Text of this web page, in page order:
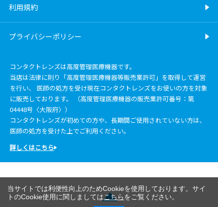
利用規約
プライバシーポリシー
コンタクトレンズは高度管理医療機器です。
当店は法律に則り「高度管理医療機器等販売業許可」を取得して運営
を行い、 医師の処方を受け現在コンタクトレンズをお使いの方を対象
に販売しております。 （高度管理医療機器の販売業許可番号：第
04448号〈大阪府〉）
コンタクトレンズが初めての方や、長期間ご使用されていない方は、
医師の処方を受けた上でご利用ください。
詳しくはこちら
当サイトでは利便性向上のためCookieを使用しております。サイ
トのCookie使用に関しましてはこちらをご覧ください。